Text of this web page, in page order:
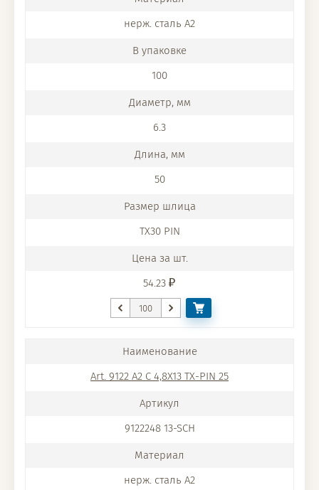
нерж. сталь A2
100
6.3
50
TX30 PIN
54.23
Art. 9122 A2 C 4,8X13 TX-PIN 25
9122248 13-SCH
нерж. сталь A2